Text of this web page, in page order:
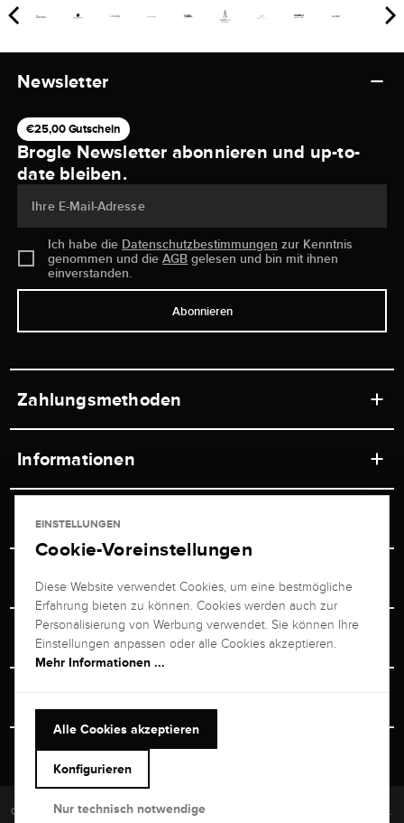
Newsletter
€25,00 Gutschein
Brogle Newsletter abonnieren und up-to-
date bleiben.
Ihre E-Mail-Adresse
Ich habe die Datenschutzbestimmungen zur Kenntnis
genommen und dieAGB gelesen und bin mit ihnen
einverstanden.
Abonnieren
Zahlungsmethoden
Informationen
Ladengeschäft
Versand & Zahlung
Ratgeber
Service
Newsletterabmeldung
Retouren-Service
Vertrag Widerrufen
Juwelier Brogle
Über uns
Unternehmen
Termin im Ladengeschäft
Persönlicher Berater
+49 711 217 268 20
kundenservice@brogle.de
Versand & Sicherheit
Copyright © 2026 Brogle Selection Europe GmbH. Alle Rechte vorbehalten.
EINSTELLUNGEN
Cookie-Voreinstellungen
Diese Website verwendet Cookies, um eine bestmögliche
Erfahrung bieten zu können. Cookies werden auch zur
Personalisierung von Werbung verwendet. Sie können Ihre
Einstellungen anpassen oder alle Cookies akzeptieren.
Mehr Informationen ...
Alle Cookies akzeptieren
Konfigurieren
Nur technisch notwendige